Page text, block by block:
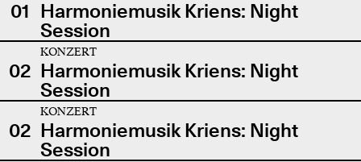
01 Harmoniemusik Kriens: Night
Session
02
KONZERT
Harmoniemusik Kriens: Night
Session
02
KONZERT
Harmoniemusik Kriens: Night
Session